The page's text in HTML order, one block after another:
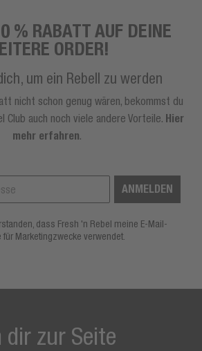
% RABATT AUF DEINE
ORDER!
um ein Rebell zu werden
nicht schon genug wären, bekommst du
Club auch noch viele andere Vorteile. Hier
mehr erfahren.
ANMELDEN
dass Fresh 'n Rebel meine E-Mail-
für Marketingzwecke verwendet.
dir zur Seite